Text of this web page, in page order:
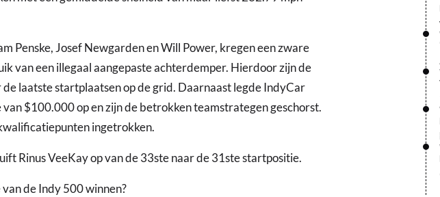
Penske, Josef Newgarden en Will Power, kregen een zware
van een illegaal aangepaste achterdemper. Hierdoor zijn de
laatste startplaatsen op de grid. Daarnaast legde IndyCar
van $100.000 op en zijn de betrokken teamstrategen geschorst.
ingetrokken.
Rinus VeeKay op van de 33ste naar de 31ste startpositie.
de Indy 500 winnen?